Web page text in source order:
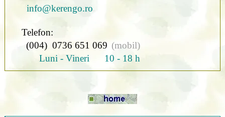
info@kerengo.ro
Telefon:
(004) 0736 651 069 (mobil)
Luni - Vineri 10 - 18 h